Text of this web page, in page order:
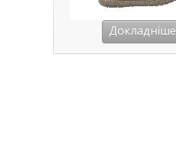
Докладніше